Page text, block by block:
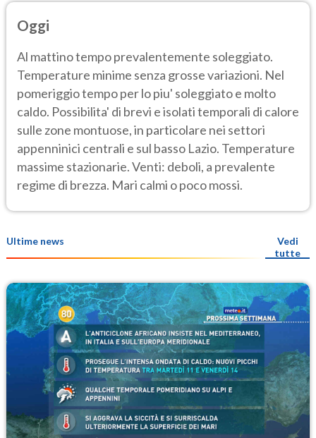
Oggi
Al mattino tempo prevalentemente soleggiato.
Temperature minime senza grosse variazioni. Nel
pomeriggio tempo per lo piu' soleggiato e molto
caldo. Possibilita' di brevi e isolati temporali di calore
sulle zone montuose, in particolare nei settori
appenninici centrali e sul basso Lazio. Temperature
massime stazionarie. Venti: deboli, a prevalente
regime di brezza. Mari calmi o poco mossi.
Ultime news
Vedi
tutte